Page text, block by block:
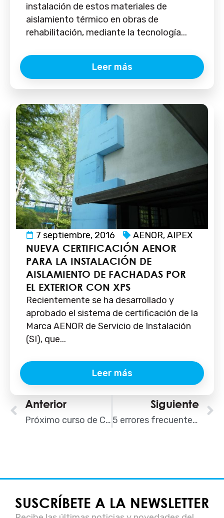
instalación de estos materiales de
aislamiento térmico en obras de
rehabilitación, mediante la tecnología...
Leer más
7 septiembre, 2016 AENOR,AIPEX
NUEVA CERTIFICACIÓN AENOR
PARA LA INSTALACIÓN DE
AISLAMIENTO DE FACHADAS POR
EL EXTERIOR CON XPS
Recientemente se ha desarrollado y
aprobado el sistema de certificación de la
Marca AENOR de Servicio de Instalación
(SI), que...
Leer más
Ant
Anterior
Próximo curso de Celulosa en Madrid: 29 y 30 de octubre
Siguiente
5 errores frecuentes sobre el Marcado CE del Aislamiento Térmico
SUSCRÍBETE A LA NEWSLETTER